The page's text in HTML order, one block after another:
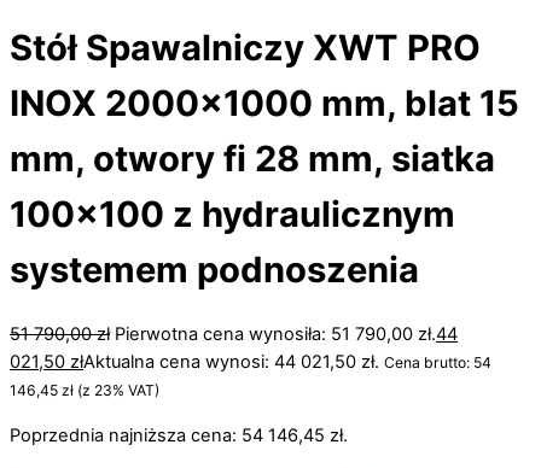
Stół Spawalniczy XWT PRO
INOX 2000×1000 mm, blat 15
mm, otwory fi 28 mm, siatka
100×100 z hydraulicznym
systemem podnoszenia
51 790,00zł Pierwotna cena wynosiła: 51 790,00 zł.44
021,50 złAktualna cena wynosi: 44 021,50 zł. Cena brutto: 54
146,45 zł (z 23% VAT)
Poprzednia najniższa cena: 54 146,45 zł.